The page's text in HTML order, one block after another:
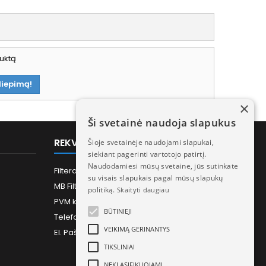
REKVIZITAI
Filtera.lt - Rekuperatorių filtrai ir priedai
MB Filtera - Įmonės kodas 306414502
PVM kodas: LT100017835817
Telefonas:+370 613 73733
El. Paštas:Info@filtera.lt
×
Ši svetainė naudoja slapukus
Šioje svetainėje naudojami slapukai,
siekiant pagerinti vartotojo patirtį.
Naudodamiesi mūsų svetaine, jūs sutinkate
su visais slapukais pagal mūsų slapukų
politiką. Skaityti daugiau
BŪTINIEJI
VEIKIMĄ GERINANTYS
TIKSLINIAI